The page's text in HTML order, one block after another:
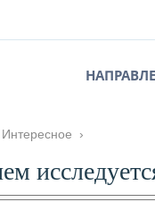
Интересное ›